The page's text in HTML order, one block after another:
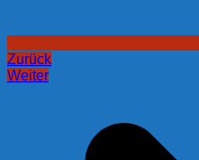
Zurück
Weiter